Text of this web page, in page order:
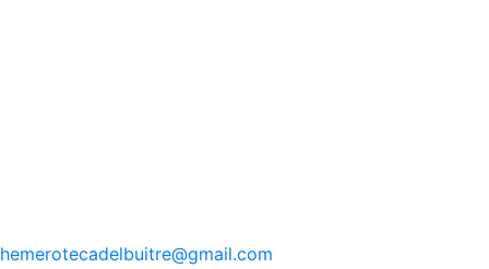
hemerotecadelbuitre@gmail.com